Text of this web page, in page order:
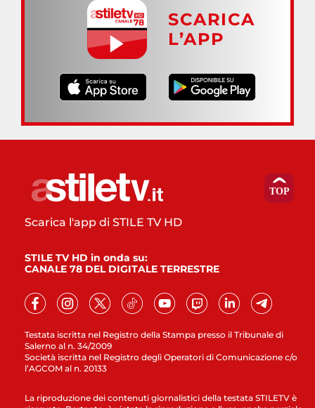
SCARICA
L’APP
Testata iscritta nel Registro della Stampa presso il Tribunale di
Salerno al n. 34/2009
Società iscritta nel Registro degli Operatori di Comunicazione c/o
l’AGCOM al n. 20133
Scarica l'app di STILE TV HD
STILE TV HD in onda su:
CANALE 78 DEL DIGITALE TERRESTRE
La riproduzione dei contenuti giornalistici della testata STILETV è